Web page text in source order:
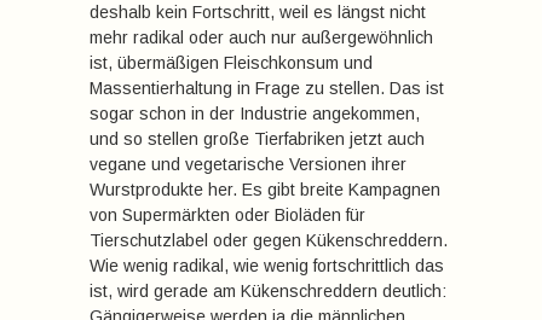
deshalb kein Fortschritt, weil es längst nicht
mehr radikal oder auch nur außergewöhnlich
ist, übermäßigen Fleischkonsum und
Massentierhaltung in Frage zu stellen. Das ist
sogar schon in der Industrie angekommen,
und so stellen große Tierfabriken jetzt auch
vegane und vegetarische Versionen ihrer
Wurstprodukte her. Es gibt breite Kampagnen
von Supermärkten oder Bioläden für
Tierschutzlabel oder gegen Kükenschreddern.
Wie wenig radikal, wie wenig fortschrittlich das
ist, wird gerade am Kükenschreddern deutlich:
Gängigerweise werden ja die männlichen